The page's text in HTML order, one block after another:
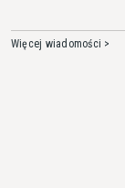
Więcej wiadomości >